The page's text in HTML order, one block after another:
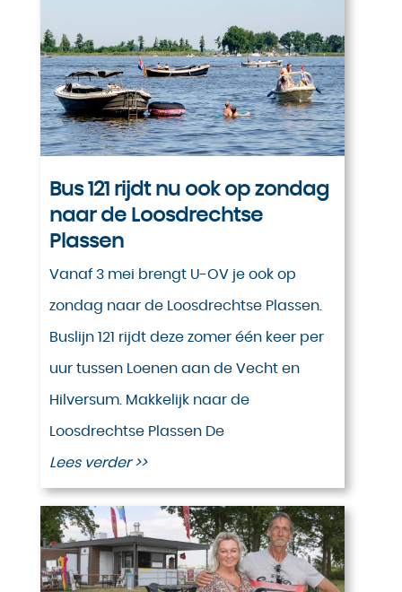
Bus 121 rijdt nu ook op zondag
naar de Loosdrechtse
Plassen
Vanaf 3 mei brengt U-OV je ook op
zondag naar de Loosdrechtse Plassen.
Buslijn 121 rijdt deze zomer één keer per
uur tussen Loenen aan de Vecht en
Hilversum. Makkelijk naar de
Loosdrechtse Plassen De
Lees verder >>